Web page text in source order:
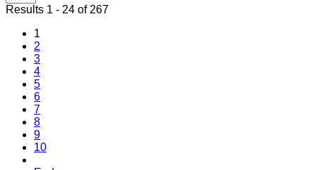
Results 1 - 24 of 267
1
2
3
4
5
6
7
8
9
10